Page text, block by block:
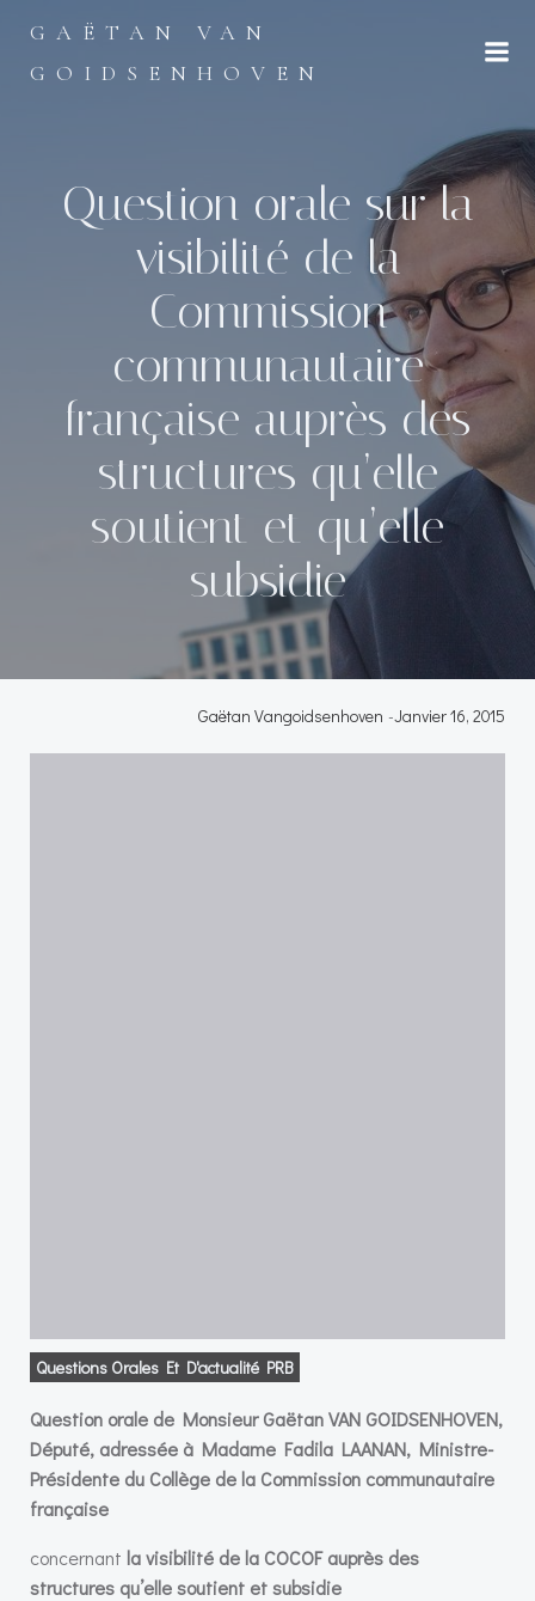
contenu
GAËTAN VAN
GOIDSENHOVEN
Question orale sur la
visibilité de la
Commission
communautaire
française auprès des
structures qu’elle
soutient et qu’elle
subsidie
Gaëtan Vangoidsenhoven -Janvier 16, 2015
Questions Orales Et D'actualité PRB
Question orale de Monsieur Gaëtan VAN GOIDSENHOVEN,
Député, adressée à Madame Fadila LAANAN, Ministre-
Présidente du Collège de la Commission communautaire
française
concernant la visibilité de la COCOF auprès des
structures qu’elle soutient et subsidie